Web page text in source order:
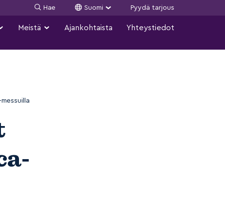
Hae Suomi Pyydä tarjous
Meistä Ajankohtaista Yhteystiedot